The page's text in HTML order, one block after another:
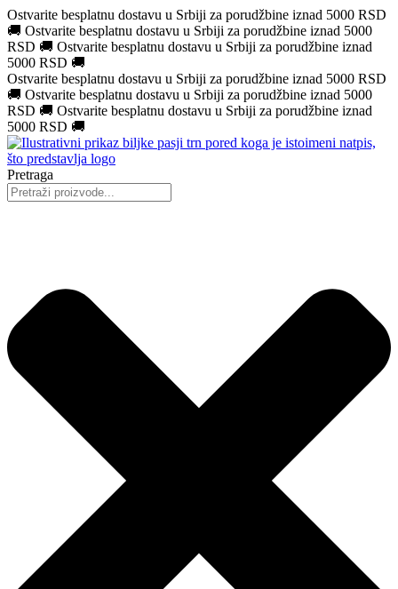
Ostvarite besplatnu dostavu u Srbiji za porudžbine iznad 5000 RSD
🚚 Ostvarite besplatnu dostavu u Srbiji za porudžbine iznad 5000
RSD 🚚 Ostvarite besplatnu dostavu u Srbiji za porudžbine iznad
5000 RSD 🚚
Ostvarite besplatnu dostavu u Srbiji za porudžbine iznad 5000 RSD
🚚 Ostvarite besplatnu dostavu u Srbiji za porudžbine iznad 5000
RSD 🚚 Ostvarite besplatnu dostavu u Srbiji za porudžbine iznad
5000 RSD 🚚
Pretraga